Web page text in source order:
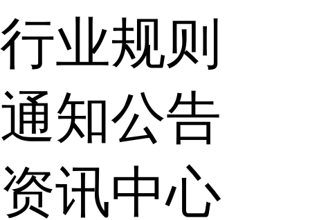
行业规则
通知公告
资讯中心